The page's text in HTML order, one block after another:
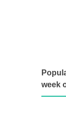
week